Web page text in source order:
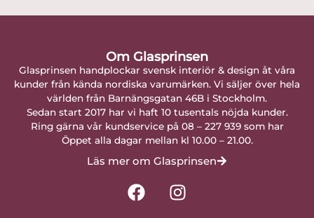
Om Glasprinsen
Glasprinsen handplockar svensk interiör & design åt våra
kunder från kända nordiska varumärken. Vi säljer över hela
världen från Barnängsgatan 46B i Stockholm.
Sedan start 2017 har vi haft 10 tusentals nöjda kunder.
Ring gärna vår kundservice på 08 – 227 939 som har
Öppet alla dagar mellan kl 10.00 – 21.00.
Läs mer om Glasprinsen
F
a
I
n